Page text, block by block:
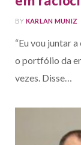
BY KARLAN MUNIZ
“Eu vou juntar
o portfólio da
vezes. Disse…